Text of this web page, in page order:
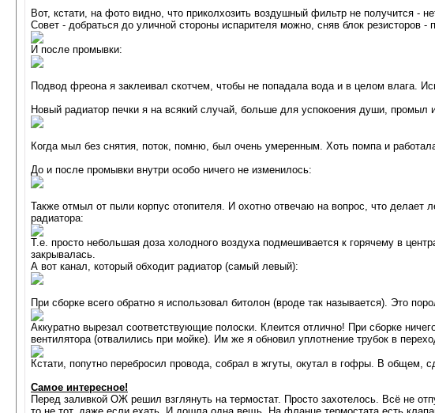
Вот, кстати, на фото видно, что приколхозить воздушный фильтр не получится -
Совет - добраться до уличной стороны испарителя можно, сняв блок резисторов -
И после промывки:
Подвод фреона я заклеивал скотчем, чтобы не попадала вода и в целом влага.
Новый радиатор печки я на всякий случай, больше для успокоения души, промыл
Когда мыл без снятия, поток, помню, был очень умеренным. Хоть помпа и
До и после промывки внутри особо ничего не изменилось:
Также отмыл от пыли корпус отопителя. И охотно отвечаю на вопрос, что делает
радиатора:
Т.е. просто небольшая доза холодного воздуха подмешивается к горячему в
закрывалась.
А вот канал, который обходит радиатор (самый левый):
При сборке всего обратно я использовал битолон (вроде так называется). Это
Аккуратно вырезал соответствующие полоски. Клеится отлично! При сборке
вентилятора (отвалились при мойке). Им же я обновил уплотнение трубок в
Кстати, попутно перебросил провода, собрал в жгуты, окутал в гофры. В общем,
Самое интересное!
Перед заливкой ОЖ решил взглянуть на термостат. Просто захотелось. Всё не